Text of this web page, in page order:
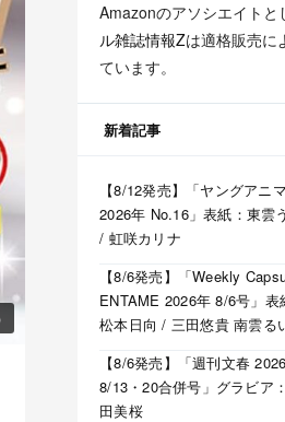
Amazonのアソシエイトと
ル雑誌情報Zは適格販売に
ています。
新着記事
【8/12発売】「ヤングアニ
2026年 No.16」表紙：東雲
/ 虹咲カリナ
【8/6発売】「Weekly
ENTAME 2026年 8/6号」表
松本日向 / 三田悠貴 南雲る
【8/6発売】「週刊文春
8/13・20合併号」グラビア
田美桜